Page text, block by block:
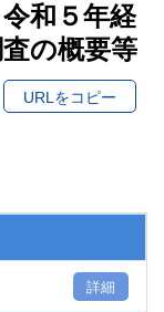
和５年経
の概要等
URLをコピー
詳細